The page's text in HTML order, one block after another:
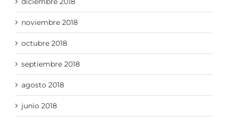
noviembre 2018
octubre 2018
septiembre 2018
agosto 2018
junio 2018